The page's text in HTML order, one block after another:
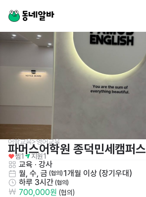
어학교육>영어교육
파머스어학원 종덕민세캠퍼스
찜1 지원1
교육 · 강사
월, 수, 금 (협의) 1개월 이상 (장기우대)
하루 3시간 (협의)
700,000원 (협의)